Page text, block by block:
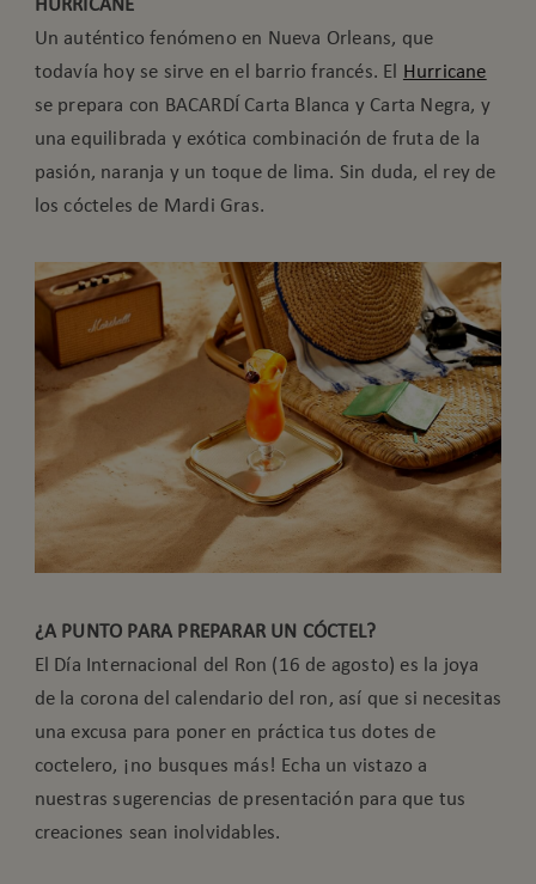
Un auténtico fenómeno en Nueva Orleans, que
todavía hoy se sirve en el barrio francés. El Hurricane
se prepara con BACARDÍ Carta Blanca y Carta Negra, y
una equilibrada y exótica combinación de fruta de la
pasión, naranja y un toque de lima. Sin duda, el rey de
los cócteles de Mardi Gras.
¿A PUNTO PARA PREPARAR UN CÓCTEL?
El Día Internacional del Ron (16 de agosto) es la joya
de la corona del calendario del ron, así que si necesitas
una excusa para poner en práctica tus dotes de
coctelero, ¡no busques más! Echa un vistazo a
nuestras sugerencias de presentación para que tus
creaciones sean inolvidables.